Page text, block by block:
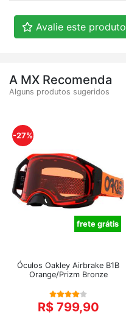
Avalie este produto
A MX Recomenda
Alguns produtos sugeridos
-27%
frete grátis
Óculos Oakley Airbrake B1B
Orange/Prizm Bronze
R$ 799,90